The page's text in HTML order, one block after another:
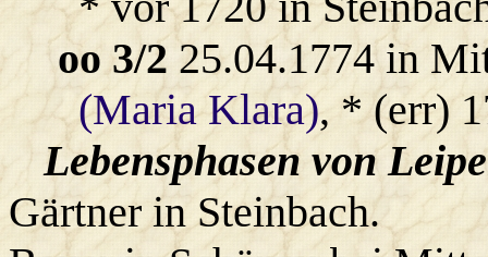
oo 3/2 25.04.1774 in
(Maria Klara), * (err)
Lebensphasen von
Gärtner in Steinbach.